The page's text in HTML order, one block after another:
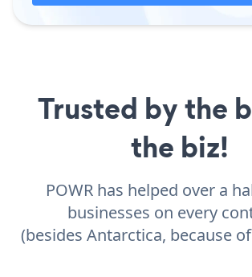
Trusted by the
the biz!
POWR has helped over a
businesses on every
(besides Antarctica, because